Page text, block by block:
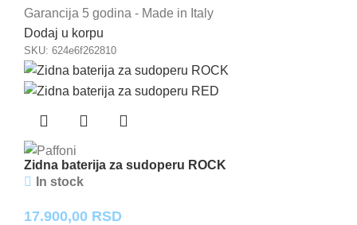
Garancija 5 godina - Made in Italy
Dodaj u korpu
SKU: 624e6f262810
Zidna baterija za sudoperu ROCK
In stock
17.900,00 RSD